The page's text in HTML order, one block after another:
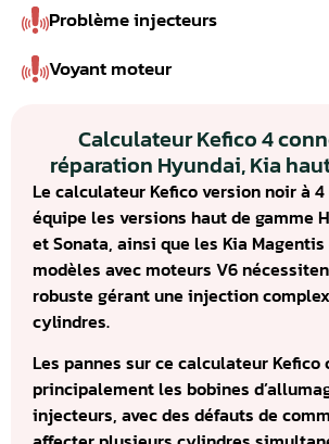
Problème injecteurs
Voyant moteur
Calculateur Kefico 4
réparation Hyundai, Kia
Le calculateur Kefico version noir à
équipe les versions haut de gamme
et Sonata, ainsi que les Kia Magentis
modèles avec moteurs V6
robuste gérant une injection
cylindres.
Les pannes sur ce calculateur Kefico
principalement les bobines
injecteurs, avec des défauts de